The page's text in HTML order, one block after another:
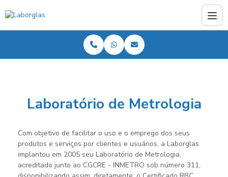
Laboratório de Metrologia
Com objetivo de facilitar o uso e o emprego dos seus
produtos e serviços por clientes e usuários, a Laborglas
implantou em 2005 seu Laboratório de Metrologia,
acreditado junto ao CGCRE - INMETRO sob número 311,